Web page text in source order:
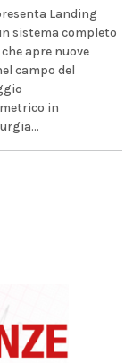
Landing
sistema completo
apre nuove
campo del
in